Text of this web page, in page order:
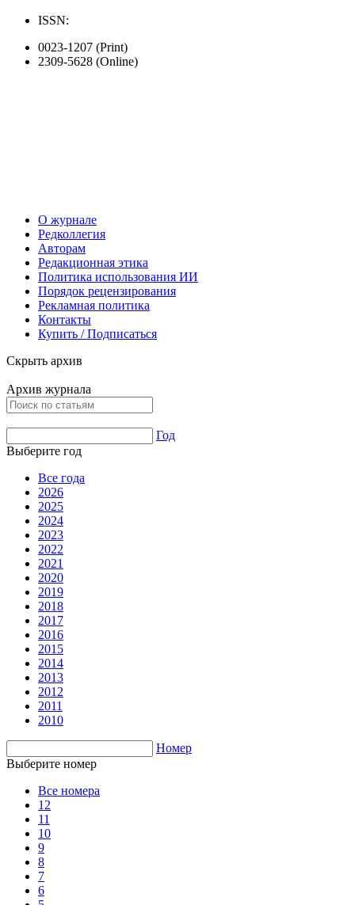
ISSN:
0023-1207 (Print)
2309-5628 (Online)
О журнале
Редколлегия
Авторам
Редакционная этика
Политика использования ИИ
Порядок рецензирования
Рекламная политика
Контакты
Купить / Подписаться
Скрыть архив
Архив журнала
Год
Выберите год
Все года
2026
2025
2024
2023
2022
2021
2020
2019
2018
2017
2016
2015
2014
2013
2012
2011
2010
Номер
Выберите номер
Все номера
12
11
10
9
8
7
6